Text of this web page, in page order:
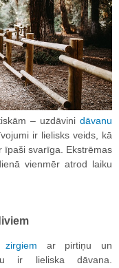
– uzdāvini dāvanu
ir lielisks veids, kā
īpaši svarīga. Ekstrēmas
vienmēr atrod laiku
ar pirtiņu un
ir lieliska dāvana.